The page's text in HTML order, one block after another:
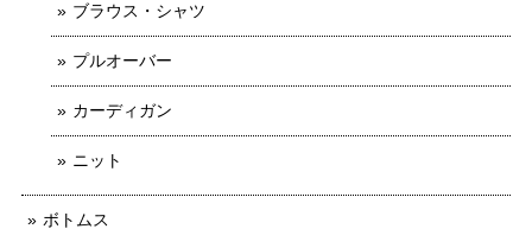
ブラウス・シャツ
プルオーバー
カーディガン
ニット
ボトムス